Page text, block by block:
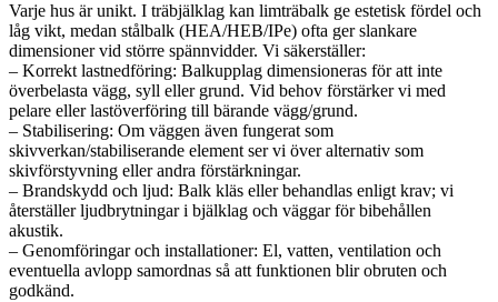
Varje hus är unikt. I träbjälklag kan limträbalk ge estetisk fördel och
låg vikt, medan stålbalk (HEA/HEB/IPe) ofta ger slankare
dimensioner vid större spännvidder. Vi säkerställer:
– Korrekt lastnedföring: Balkupplag dimensioneras för att inte
överbelasta vägg, syll eller grund. Vid behov förstärker vi med
pelare eller lastöverföring till bärande vägg/grund.
– Stabilisering: Om väggen även fungerat som
skivverkan/stabiliserande element ser vi över alternativ som
skivförstyvning eller andra förstärkningar.
– Brandskydd och ljud: Balk kläs eller behandlas enligt krav; vi
återställer ljudbrytningar i bjälklag och väggar för bibehållen
akustik.
– Genomföringar och installationer: El, vatten, ventilation och
eventuella avlopp samordnas så att funktionen blir obruten och
godkänd.